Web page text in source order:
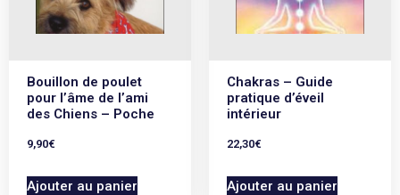
Bouillon de poulet
pour l’âme de l’ami
des Chiens – Poche
9,90€
Ajouter au panier
Chakras – Guide
pratique d’éveil
intérieur
22,30€
Ajouter au panier